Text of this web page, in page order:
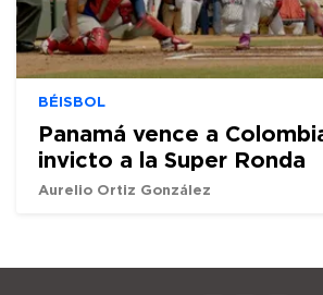
BÉISBOL
Panamá vence a
invicto a la Super Ronda
Aurelio Ortiz González